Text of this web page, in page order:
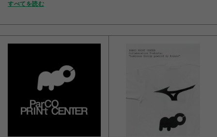
PARCO PRINT CENTER:
◆お問い合わせの内容または休業日などの都合により、 ご回答、ご連絡に
時間を要する場合、また内容によってはご回答できない場合も ありますの
は同梱での一括発送となるため、お届け予定の一番遅い商品に あわせて発
送させていただきます。 予めご了承ください。
◆商品ごとに送料区分が設定されてる場合がございます。 各商品を合わせ
てご購入いただいた場合、同一区分はまとめての発送、 別区分の場合はそ
れぞれのお届け予定に合わせて発送されます。 予めご注意ください。
◆同時に多数ご購入頂く場合、システム要因により エラーとなってしまう
場合がございます。 時間を空けて再度ご購入いただきますようお願いいた
します。 下記アイコンをクリックしていただくと、コンテンツごとのアイ
すべてを読む